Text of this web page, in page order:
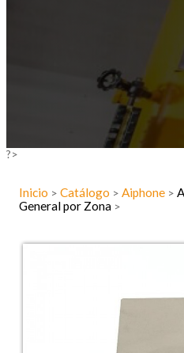
?>
Inicio > Catálogo > Aiphone >
General por Zona >